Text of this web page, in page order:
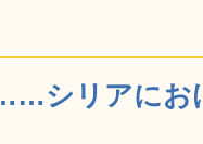
シリアにお